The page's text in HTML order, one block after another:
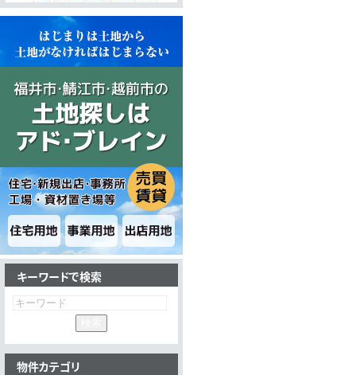
プライバシーポリシー
キーワードで検索
物件カテゴリ